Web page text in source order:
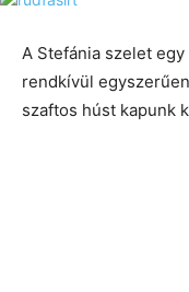
A Stefánia szelet
rendkívül
szaftos húst kapunk